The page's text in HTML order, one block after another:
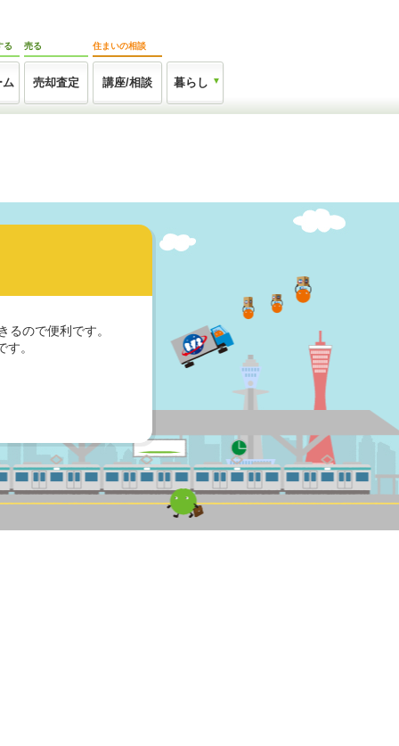
る
ム
売る
売却査定
住まいの相談
講座/相談 暮らし
ので便利です。
。